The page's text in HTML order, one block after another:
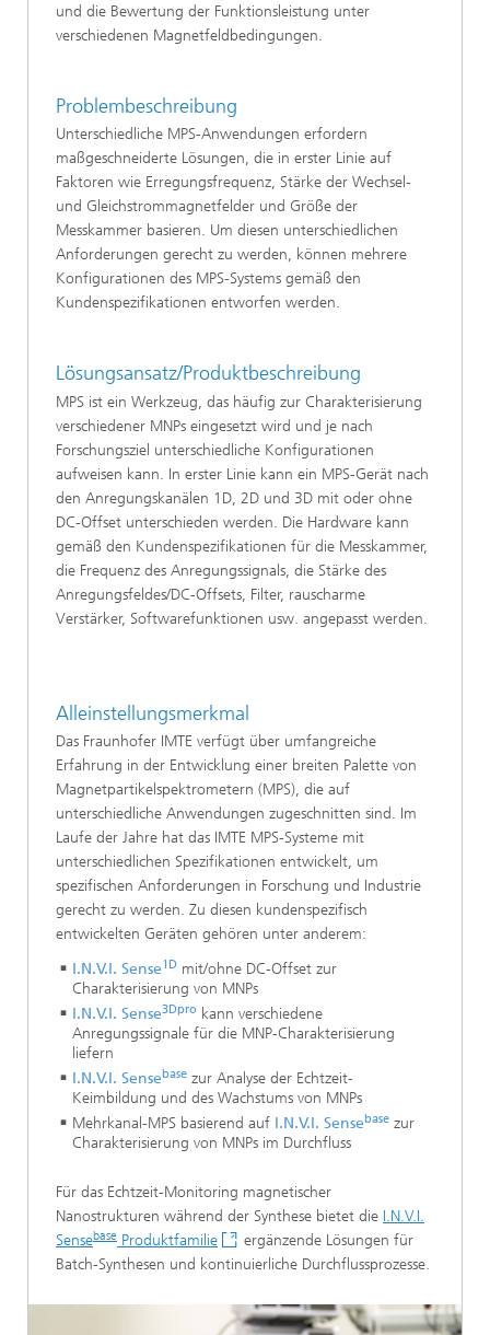
und die Bewertung der Funktionsleistung unter
verschiedenen Magnetfeldbedingungen.
Problembeschreibung
Unterschiedliche MPS-Anwendungen erfordern
maßgeschneiderte Lösungen, die in erster Linie auf
Faktoren wie Erregungsfrequenz, Stärke der Wechsel-
und Gleichstrommagnetfelder und Größe der
Messkammer basieren. Um diesen unterschiedlichen
Anforderungen gerecht zu werden, können mehrere
Konfigurationen des MPS-Systems gemäß den
Kundenspezifikationen entworfen werden.
Lösungsansatz/Produktbeschreibung
MPS ist ein Werkzeug, das häufig zur Charakterisierung
verschiedener MNPs eingesetzt wird und je nach
Forschungsziel unterschiedliche Konfigurationen
aufweisen kann. In erster Linie kann ein MPS-Gerät nach
den Anregungskanälen 1D, 2D und 3D mit oder ohne
DC-Offset unterschieden werden. Die Hardware kann
gemäß den Kundenspezifikationen für die Messkammer,
die Frequenz des Anregungssignals, die Stärke des
Anregungsfeldes/DC-Offsets, Filter, rauscharme
Verstärker, Softwarefunktionen usw. angepasst werden.
Alleinstellungsmerkmal
Das Fraunhofer IMTE verfügt über umfangreiche
Erfahrung in der Entwicklung einer breiten Palette von
Magnetpartikelspektrometern (MPS), die auf
unterschiedliche Anwendungen zugeschnitten sind. Im
Laufe der Jahre hat das IMTE MPS-Systeme mit
unterschiedlichen Spezifikationen entwickelt, um
spezifischen Anforderungen in Forschung und Industrie
gerecht zu werden. Zu diesen kundenspezifisch
entwickelten Geräten gehören unter anderem:
I.N.V.I. Sense1D mit/ohne DC-Offset zur
Charakterisierung von MNPs
I.N.V.I. Sense3Dpro kann verschiedene
Anregungssignale für die MNP-Charakterisierung
liefern
I.N.V.I. Sensebase zur Analyse der Echtzeit-
Keimbildung und des Wachstums von MNPs
Mehrkanal-MPS basierend auf I.N.V.I. Sensebase zur
Charakterisierung von MNPs im Durchfluss
Für das Echtzeit-Monitoring magnetischer
Nanostrukturen während der Synthese bietet die I.N.V.I.
Sensebase Produktfamilie
ergänzende Lösungen für
Batch-Synthesen und kontinuierliche Durchflussprozesse.